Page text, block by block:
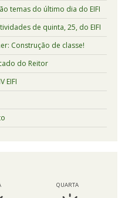
temas do último dia do EIFI
de quinta, 25, do EIFI
Construção de classe!
do Reitor
EIFI
QUARTA